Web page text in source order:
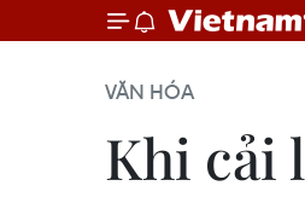
VĂN HÓA
Khi cải